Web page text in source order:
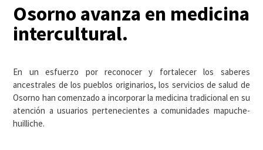
Osorno avanza en medicina
intercultural.
En un esfuerzo por reconocer y fortalecer los saberes
ancestrales de los pueblos originarios, los servicios de salud de
Osorno han comenzado a incorporar la medicina tradicional en su
atención a usuarios pertenecientes a comunidades mapuche-
huilliche.